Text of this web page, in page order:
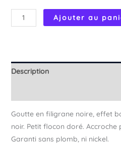
quantité
de
Ajouter au
Description
Goutte en filigrane noire, effet
noir. Petit flocon doré. Accroche
Garanti sans plomb, ni nickel.